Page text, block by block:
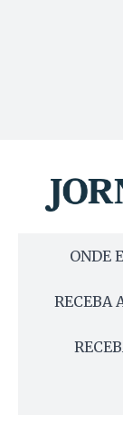
ONDE
RECEBA